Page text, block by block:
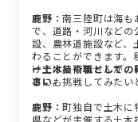
鹿野：南三陸町は海も
で、道路・河川など
設、農林道施設など、
わることができます。
けではありませんが
事にも挑戦してみたい
ー土木技術職として
さい。
鹿野：町独自で土木に
県などが主催する土